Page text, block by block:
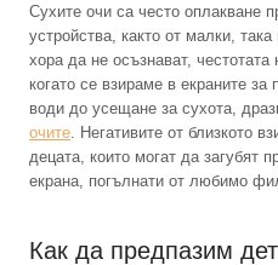
Сухите очи са често оплакване
устройства, както от малки,
хора да не осъзнават,
когато се взираме в екраните
води до усещане за сухота,
очите . Негативите от близкото
децата, които могат да загубят
екрана, погълнати от любимо
Как да предпазим